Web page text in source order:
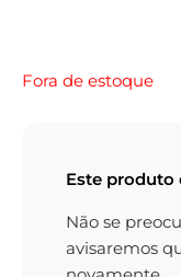
Fora de estoque
Este produto
Não se
avisaremos